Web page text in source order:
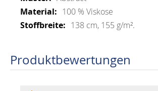
100 % Viskose
138 cm, 155 g/m².
Produktbewertungen